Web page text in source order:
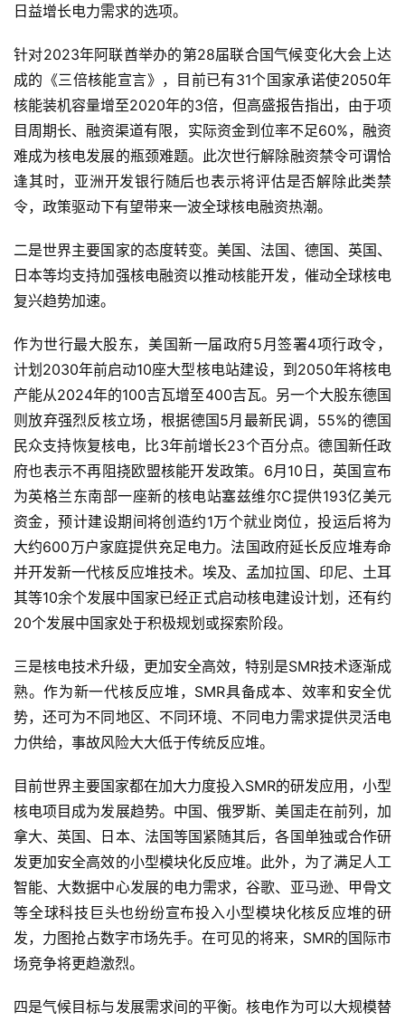
日益增长电力需求的选项。
针对2023年阿联酋举办的第28届联合国气候变化大会上达
成的《三倍核能宣言》，目前已有31个国家承诺使2050年
核能装机容量增至2020年的3倍，但高盛报告指出，由于项
目周期长、融资渠道有限，实际资金到位率不足60%，融资
难成为核电发展的瓶颈难题。此次世行解除融资禁令可谓恰
逢其时，亚洲开发银行随后也表示将评估是否解除此类禁
令，政策驱动下有望带来一波全球核电融资热潮。
二是世界主要国家的态度转变。美国、法国、德国、英国、
日本等均支持加强核电融资以推动核能开发，催动全球核电
复兴趋势加速。
作为世行最大股东，美国新一届政府5月签署4项行政令，
计划2030年前启动10座大型核电站建设，到2050年将核电
产能从2024年的100吉瓦增至400吉瓦。另一个大股东德国
则放弃强烈反核立场，根据德国5月最新民调，55%的德国
民众支持恢复核电，比3年前增长23个百分点。德国新任政
府也表示不再阻挠欧盟核能开发政策。6月10日，英国宣布
为英格兰东南部一座新的核电站塞兹维尔C提供193亿美元
资金，预计建设期间将创造约1万个就业岗位，投运后将为
大约600万户家庭提供充足电力。法国政府延长反应堆寿命
并开发新一代核反应堆技术。埃及、孟加拉国、印尼、土耳
其等10余个发展中国家已经正式启动核电建设计划，还有约
20个发展中国家处于积极规划或探索阶段。
三是核电技术升级，更加安全高效，特别是SMR技术逐渐成
熟。作为新一代核反应堆，SMR具备成本、效率和安全优
势，还可为不同地区、不同环境、不同电力需求提供灵活电
力供给，事故风险大大低于传统反应堆。
目前世界主要国家都在加大力度投入SMR的研发应用，小型
核电项目成为发展趋势。中国、俄罗斯、美国走在前列，加
拿大、英国、日本、法国等国紧随其后，各国单独或合作研
发更加安全高效的小型模块化反应堆。此外，为了满足人工
智能、大数据中心发展的电力需求，谷歌、亚马逊、甲骨文
等全球科技巨头也纷纷宣布投入小型模块化核反应堆的研
发，力图抢占数字市场先手。在可见的将来，SMR的国际市
场竞争将更趋激烈。
四是气候目标与发展需求间的平衡。核电作为可以大规模替